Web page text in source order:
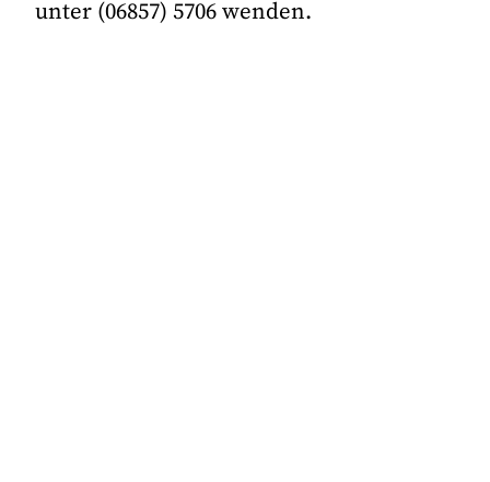
unter (06857) 5706 wenden.